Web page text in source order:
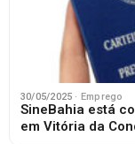
30/05/2025 · Emprego
SineBahia está
em Vitória da